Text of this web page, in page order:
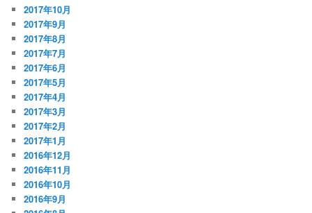
2017年10月
2017年9月
2017年8月
2017年7月
2017年6月
2017年5月
2017年4月
2017年3月
2017年2月
2017年1月
2016年12月
2016年11月
2016年10月
2016年9月